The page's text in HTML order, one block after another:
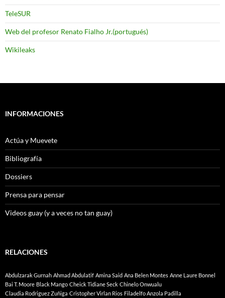
TeleSUR
Web del profesor Renato Fialho Jr.(portugués)
Wikileaks
INFORMACIONES
Actúa y Muevete
Bibliografía
Dossiers
Prensa para pensar
Videos guay (y a veces no tan guay)
RELACIONES
Abdulzarak Gurnah Ahmad Abdulatif Amina Said Ana Belen Montes Anne Laure Bonnel
Bai T. Moore Black Mango Cheick Tidiane Seck Chinelo Onwualu
Claudia Rodriguez Zuñiga Cristopher Virlan Rios Filadelfo Anzola Padilla